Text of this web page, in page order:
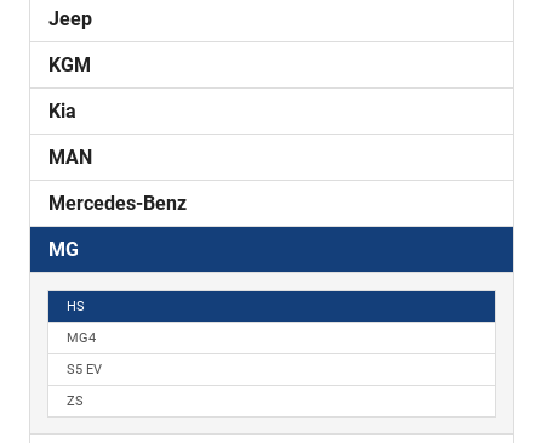
Jeep
KGM
Kia
MAN
Mercedes-Benz
MG
HS
MG4
S5 EV
ZS